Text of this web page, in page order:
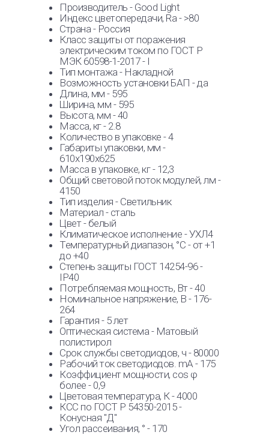
Производитель - Good Light
Индекс цветопередачи, Ra - >80
Страна - Россия
Класс защиты от поражения
электрическим током по ГОСТ Р
МЭК 60598-1-2017 - I
Тип монтажа - Накладной
Возможность установки БАП - да
Длина, мм - 595
Ширина, мм - 595
Высота, мм - 40
Масса, кг - 2.8
Количество в упаковке - 4
Габариты упаковки, мм -
610х190х625
Масса в упаковке, кг - 12,3
Общий световой поток модулей, лм -
4150
Тип изделия - Светильник
Материал - сталь
Цвет - белый
Климатическое исполнение - УХЛ4
Температурный диапазон, °C - от +1
до +40
Степень защиты ГОСТ 14254-96 -
IP40
Потребляемая мощность, Вт - 40
Номинальное напряжение, В - 176-
264
Гарантия - 5 лет
Оптическая система - Матовый
полистирол
Срок службы светодиодов, ч - 80000
Рабочий ток светодиодов. mA - 175
Коэффициент мощности, cos φ
более - 0,9
Цветовая температура, К - 4000
КСС по ГОСТ Р 54350-2015 -
Конусная "Д"
Угол рассеивания, ° - 170